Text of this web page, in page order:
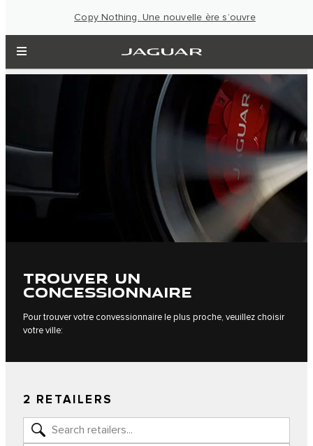
Copy Nothing. Une nouvelle ère s’ouvre
TROUVER UN
CONCESSIONNAIRE
Pour trouver votre convessionnaire le plus proche, veuillez choisir
votre ville:
2 RETAILERS